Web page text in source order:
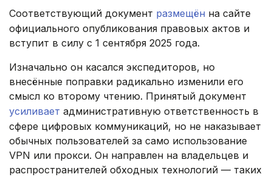
Соответствующий документ размещён на сайте
официального опубликования правовых актов и
вступит в силу с 1 сентября 2025 года.
Изначально он касался экспедиторов, но
внесённые поправки радикально изменили его
смысл ко второму чтению. Принятый документ
усиливает административную ответственность в
сфере цифровых коммуникаций, но не наказывает
обычных пользователей за само использование
VPN или прокси. Он направлен на владельцев и
распространителей обходных технологий — таких